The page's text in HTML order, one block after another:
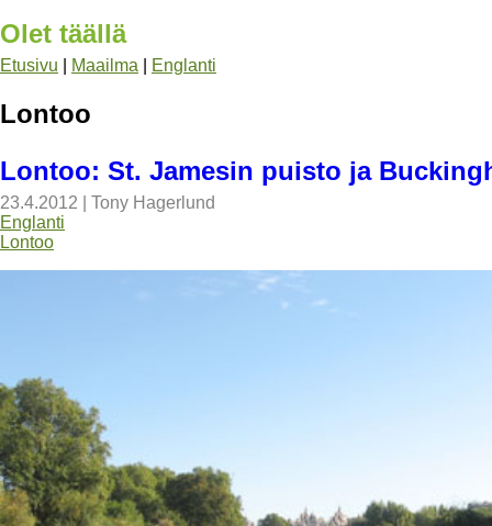
Olet täällä
Etusivu Maailma Englanti
Lontoo
Lontoo: St. Jamesin puisto ja
23.4.2012
Tony Hagerlund
Englanti
Lontoo